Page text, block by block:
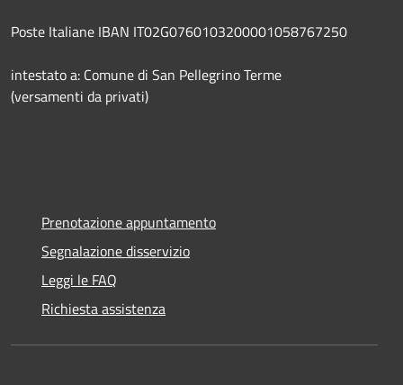
Poste Italiane IBAN IT02G0760103200001058767250
intestato a: Comune di San Pellegrino Terme
(versamenti da privati)
Prenotazione appuntamento
Segnalazione disservizio
Leggi le FAQ
Richiesta assistenza